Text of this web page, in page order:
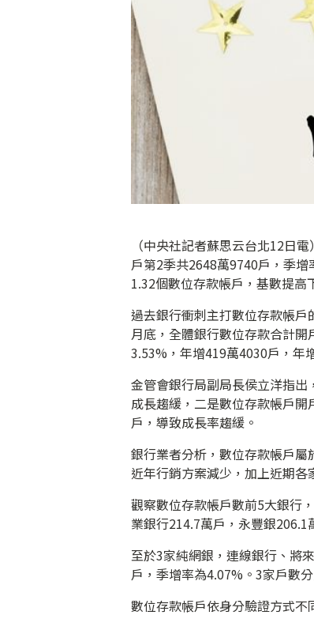
（中央社記者蘇思云台北12日
戶第2季共2648萬9740戶，季
1.32個數位存款帳戶，基數提高
過去銀行衝刺主打數位存款帳
月底，全體銀行數位存款合計
3.53%，年增419萬4030戶，年
金管會銀行局副局長侯立洋指
成長趨緩，二是數位存款帳戶
戶，導致成長率趨緩。
銀行業者分析，數位存款帳戶屬
近年行銷方案減少，加上近期
觀察數位存款帳戶數前5大銀行
業銀行214.7萬戶，永豐銀
至於3家純網銀，連線銀行、將
戶，季增率為4.07%。3家戶數
數位存款帳戶依身分驗證方式